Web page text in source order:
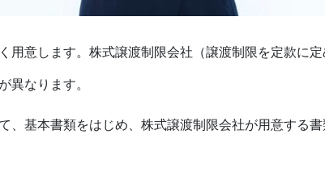
用意します。株式譲渡制限会社（譲渡制限を定款に
なります。
、基本書類をはじめ、株式譲渡制限会社が用意する